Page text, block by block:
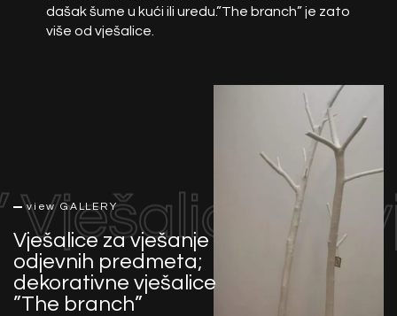
dašak šume u kući ili uredu.”The branch” je zato
više od vješalice.
view GALLERY
Vješalice za vješanje
odjevnih predmeta;
dekorativne vješalice
”The branch”
Vješalice za